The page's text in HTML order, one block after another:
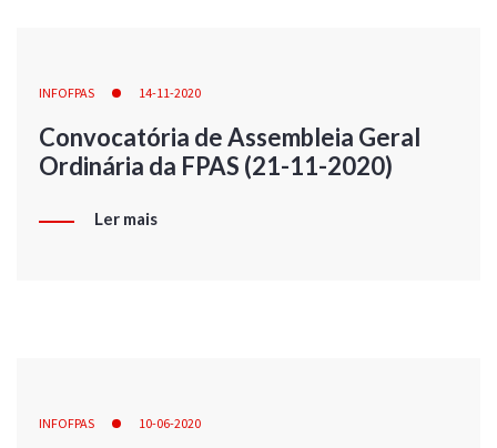
INFOFPAS 14-11-2020
Convocatória de Assembleia Geral
Ordinária da FPAS (21-11-2020)
Ler mais
INFOFPAS 10-06-2020